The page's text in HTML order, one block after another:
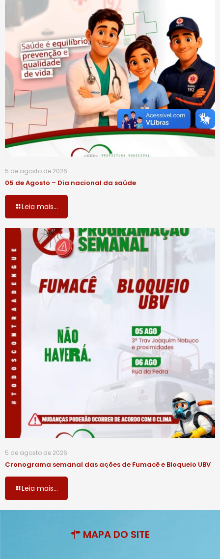
5 de agosto de 2026
05 de Agosto – Dia nacional da saúde
Leia mais...
5 de agosto de 2026
Cronograma semanal das ações de Fumacê e Bloqueio UBV
Leia mais...
MAPA DO SITE